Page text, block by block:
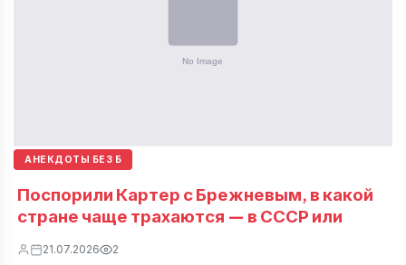
АНЕКДОТЫ БЕЗ Б
Поспорили Картер с Брежневым, в какой
стране чаще трахаются — в СССР или
21.07.2026 2